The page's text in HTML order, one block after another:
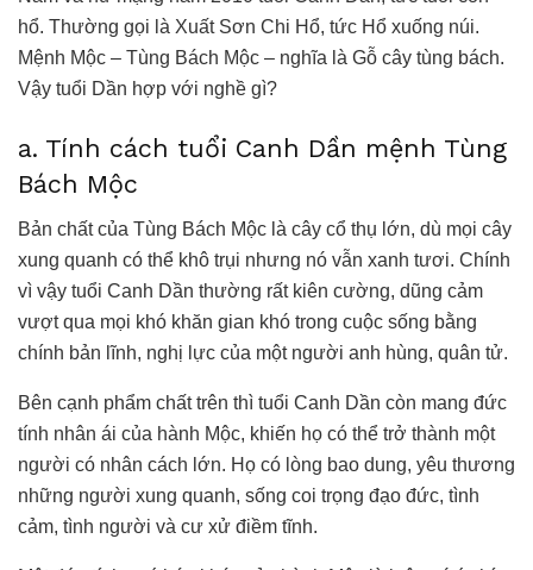
hổ. Thường gọi là Xuất Sơn Chi Hổ, tức Hổ xuống núi.
Mệnh Mộc – Tùng Bách Mộc – nghĩa là Gỗ cây tùng bách.
Vậy tuổi Dần hợp với nghề gì?
a. Tính cách tuổi Canh Dần mệnh Tùng
Bách Mộc
Bản chất của Tùng Bách Mộc là cây cổ thụ lớn, dù mọi cây
xung quanh có thể khô trụi nhưng nó vẫn xanh tươi. Chính
vì vậy tuổi Canh Dần thường rất kiên cường, dũng cảm
vượt qua mọi khó khăn gian khó trong cuộc sống bằng
chính bản lĩnh, nghị lực của một người anh hùng, quân tử.
Bên cạnh phẩm chất trên thì tuổi Canh Dần còn mang đức
tính nhân ái của hành Mộc, khiến họ có thể trở thành một
người có nhân cách lớn. Họ có lòng bao dung, yêu thương
những người xung quanh, sống coi trọng đạo đức, tình
cảm, tình người và cư xử điềm tĩnh.